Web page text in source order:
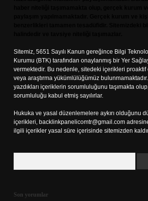
Sitemiz, 5651 Sayılı Kanun gereğince Bilgi
Kurumu (BTK) tarafından onaylanmış bir Yer
vermektedir. Bu nedenle, sitedeki içerikleri
veya araştırma yükümlülüğümüz
yazdıkları içeriklerin sorumluluğunu taşımakta
sorumluluğu kabul etmiş sayılırlar.
Hukuka ve yasal düzenlemelere aykırı olduğunu
içerikleri, backlinkpanelicomtr@gmail.com
ilgili içerikler yasal süre içerisinde sitemizden
Son yorumlar